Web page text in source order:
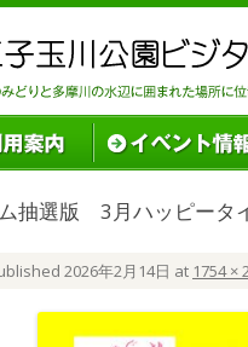
抽選版 3月ハッピータ
2026年2月14日 at 1754 ×